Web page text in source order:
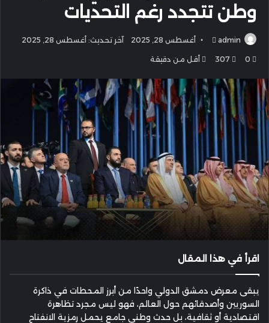
وطن تتجدد رغم التحديات
admin
أرسل
بريدا
أغسطس 28, 2025 آخر تحديث: أغسطس 28, 2025
0
307 أقل من دقيقة
اقرأ في هذا المقال
يبقى معرض دمشق الدولي واحدًا من أبرز المحطات في ذاكرة
السوريين وأصدقائهم حول العالم، فهو ليس مجرد تظاهرة
اقتصادية أو ثقافية، بل حدث وطني جامع يحمل رمزية الانفتاح